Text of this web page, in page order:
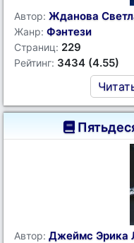
Автор: Жданова
Жанр: Фэнтези
Страниц: 229
Рейтинг: 3434 (4.55)
Автор: Джеймс Эрика